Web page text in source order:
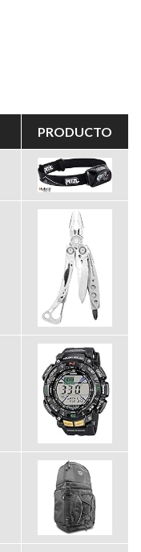
PRODUCTO